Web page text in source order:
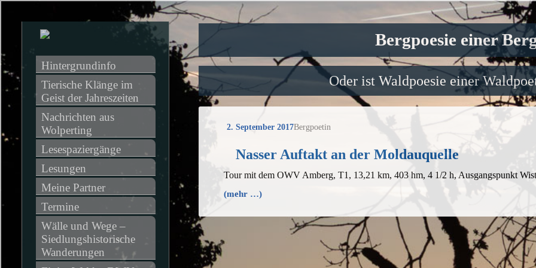
Bergpoesie einer
Oder ist Waldpoesie einer
2. September 2017Bergpoetin
Nasser Auftakt an der Moldauquelle
Tour mit dem OWV Amberg, T1, 13,21 km, 403 hm, 4 1/2 h, Ausgangspunkt
(mehr …)
Hintergrundinfo
Tierische Klänge im
Geist der Jahreszeiten
Nachrichten aus
Wolperting
Lesespaziergänge
Lesungen
Meine Partner
Termine
Wälle und Wege –
Siedlungshistorische
Wanderungen